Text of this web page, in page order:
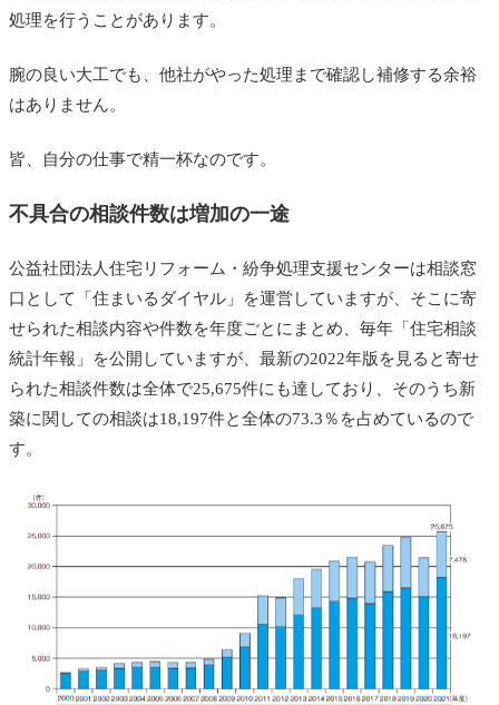
処理を行うことがあります。
腕の良い大工でも、他社がやった処理まで確認し補修する余裕
はありません。
皆、自分の仕事で精一杯なのです。
不具合の相談件数は増加の一途
公益社団法人住宅リフォーム・紛争処理支援センターは相談窓
口として「住まいるダイヤル」を運営していますが、そこに寄
せられた相談内容や件数を年度ごとにまとめ、毎年「住宅相談
統計年報」を公開していますが、最新の2022年版を見ると寄せ
られた相談件数は全体で25,675件にも達しており、そのうち新
築に関しての相談は18,197件と全体の73.3％を占めているので
す。